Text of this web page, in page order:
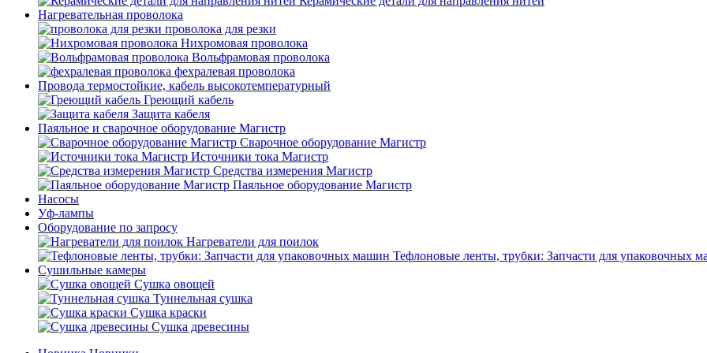
Нагревательная проволока
проволока для резки
Нихромовая проволока
Вольфрамовая проволока
фехралевая проволока
Провода термостойкие, кабель высокотемпературный
Греющий кабель
Защита кабеля
Паяльное и сварочное оборудование Магистр
Сварочное оборудование Магистр
Источники тока Магистр
Средства измерения Магистр
Паяльное оборудование Магистр
Насосы
Уф-лампы
Оборудование по запросу
Нагреватели для поилок
Тефлоновые ленты, трубки: Запчасти для упаковочных
Сушильные камеры
Сушка овощей
Туннельная сушка
Сушка краски
Сушка древесины